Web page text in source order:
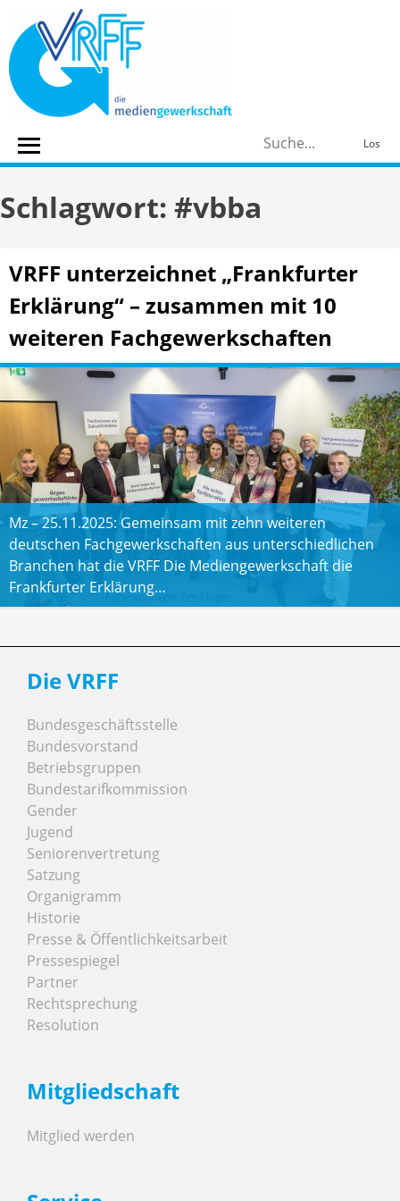
content
Los
Schlagwort: #vbba
VRFF unterzeichnet „Frankfurter
Erklärung“ – zusammen mit 10
weiteren Fachgewerkschaften
Mz – 25.11.2025: Gemeinsam mit zehn weiteren
deutschen Fachgewerkschaften aus unterschiedlichen
Branchen hat die VRFF Die Mediengewerkschaft die
Frankfurter Erklärung…
Die VRFF
Bundesgeschäftsstelle
Bundesvorstand
Betriebsgruppen
Bundestarifkommission
Gender
Jugend
Seniorenvertretung
Satzung
Organigramm
Historie
Presse & Öffentlichkeitsarbeit
Pressespiegel
Partner
Rechtsprechung
Resolution
Mitgliedschaft
Mitglied werden